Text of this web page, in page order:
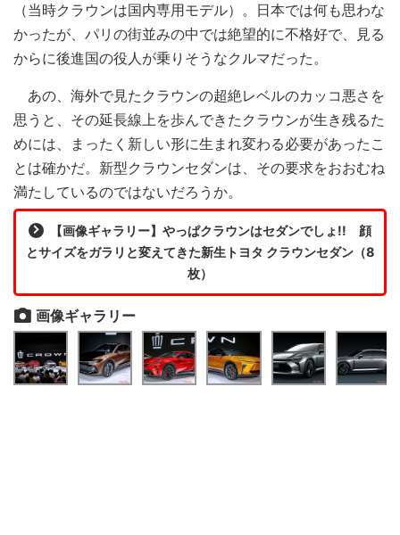
（当時クラウンは国内専用モデル）。日本では何も思わな
かったが、パリの街並みの中では絶望的に不格好で、見る
からに後進国の役人が乗りそうなクルマだった。
あの、海外で見たクラウンの超絶レベルのカッコ悪さを
思うと、その延長線上を歩んできたクラウンが生き残るた
めには、まったく新しい形に生まれ変わる必要があったこ
とは確かだ。新型クラウンセダンは、その要求をおおむね
満たしているのではないだろうか。
【画像ギャラリー】やっぱクラウンはセダンでしょ!! 顔
とサイズをガラリと変えてきた新生トヨタ クラウンセダン（8
枚）
画像ギャラリー